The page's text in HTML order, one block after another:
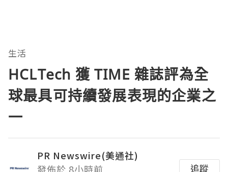
生活
HCLTech 獲 TIME 雜誌評為全
球最具可持續發展表現的企業之
一
PR Newswire(美通社)
發佈於 8小時前
追蹤